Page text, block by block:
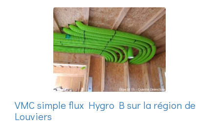
VMC simple flux Hygro B sur la région de
Louviers